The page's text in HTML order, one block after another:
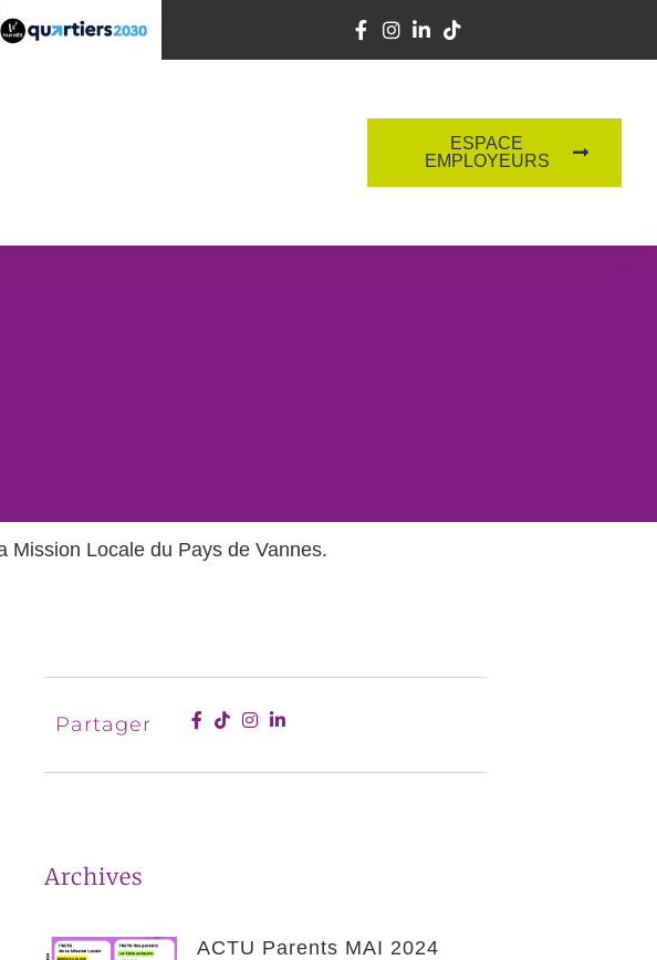
ESPACE
EMPLOYEURS
Mission Locale du Pays de Vannes.
Partager
Archives
ACTU Parents MAI 2024